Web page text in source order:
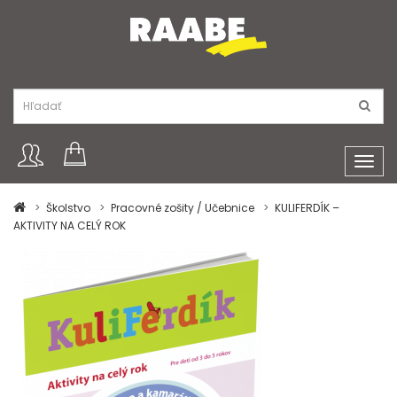
Školstvo
Pracovné zošity / Učebnice
KULIFERDÍK –
AKTIVITY NA CELÝ ROK